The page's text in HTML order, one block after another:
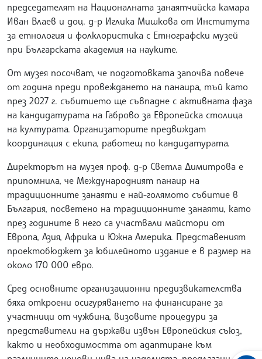
председателят на Националната занаятчийска камара
Иван Влаев и доц. д-р Иглика Мишкова от Института
за етнология и фолклористика с Етнографски музей
при Българската академия на науките.
От музея посочват, че подготовката започва повече
от година преди провеждането на панаира, тъй като
през 2027 г. събитието ще съвпадне с активната фаза
на кандидатурата на Габрово за Европейска столица
на културата. Организаторите предвиждат
координация с екипа, работещ по кандидатурата.
Директорът на музея проф. д-р Светла Димитрова е
припомнила, че Международният панаир на
традиционните занаяти е най-голямото събитие в
България, посветено на традиционните занаяти, като
през годините в него са участвали майстори от
Европа, Азия, Африка и Южна Америка. Представеният
проектобюджет за юбилейното издание е в размер на
около 170 000 евро.
Сред основните организационни предизвикателства
бяха откроени осигуряването на финансиране за
участници от чужбина, визовите процедури за
представители на държави извън Европейския съюз,
както и необходимостта от адаптиране към